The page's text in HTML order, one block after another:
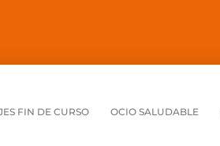
FIN DE CURSO OCIO SALUDABLE